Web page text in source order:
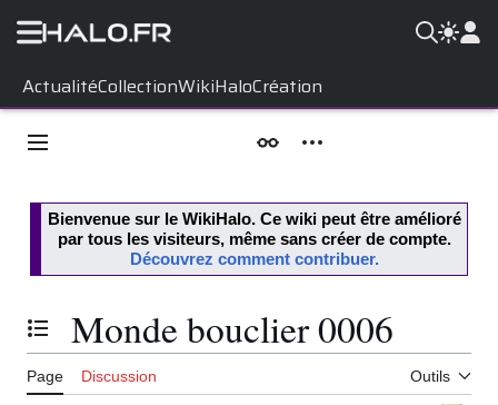
ActualitéCollectionWikiHaloCréation
contenu
Menu principal ApparenceOutils personnels
Bienvenue sur le WikiHalo. Ce wiki peut être amélioré
par tous les visiteurs, même sans créer de compte.
Découvrez comment contribuer.
Basculer la table des matières
Monde bouclier 0006
Page Discussion Outils